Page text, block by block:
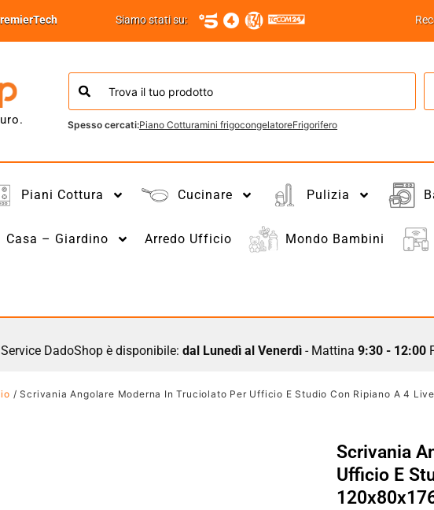
Siamo stati su:
Spesso cercati:Piano Cotturamini frigocongelatoreFrigorifero
Piani Cottura Cucinare Pulizia
Casa – Giardino Arredo Ufficio Mondo Bambini
Service DadoShop è disponibile: dal Lunedì al Venerdì- Mattina 9:30 - 12:00
/ Scrivania Angolare Moderna In Truciolato Per Ufficio E Studio Con Ripiano A 4
Scrivania
Ufficio E